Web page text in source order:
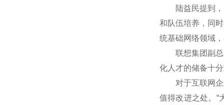
陆益民提到，
和队伍培养，同
统基础网络领域
联想集团副总裁
化人才的储备十
对于互联网企业
值得改进之处。“